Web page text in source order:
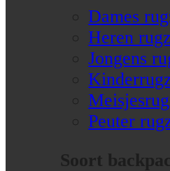
Dames
Heren
Jongens
Peuter
Soort